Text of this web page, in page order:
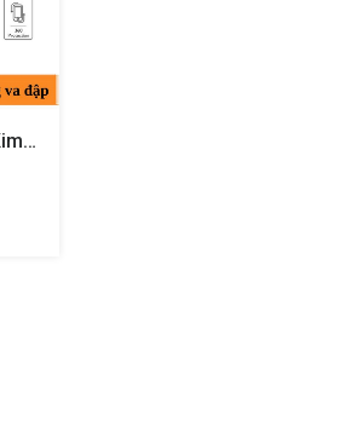
Ốp Lưng Chống Sốc Vân Kim Loại Cho Huawei Mate 30 Hiệu Likgus (bảo Vệ Toàn Diện, Chống Va Đập)